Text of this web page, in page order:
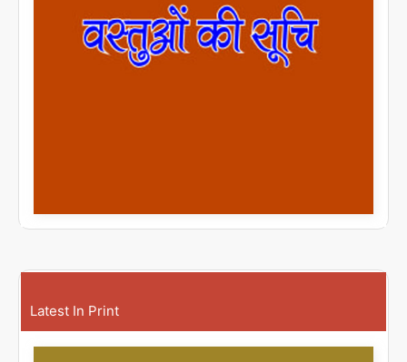
Latest In Print